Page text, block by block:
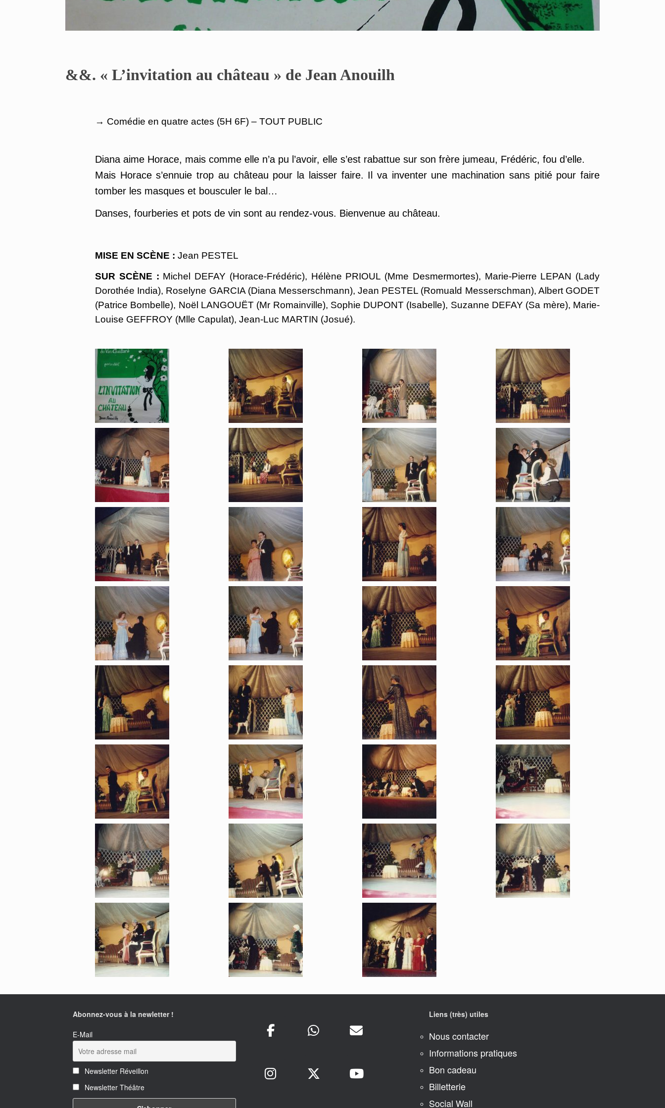
&&. « L’invitation au château » de Jean Anouilh
→ Comédie en quatre actes (5H 6F) – TOUT PUBLIC
Diana aime Horace, mais comme elle n’a pu l’avoir, elle s’est rabattue sur son frère jumeau, Frédéric, fou d’elle.
Mais Horace s’ennuie trop au château pour la laisser faire. Il va inventer une machination sans pitié pour faire
tomber les masques et bousculer le bal…
Danses, fourberies et pots de vin sont au rendez-vous. Bienvenue au château.
MISE EN SCÈNE : Jean PESTEL
SUR SCÈNE : Michel DEFAY (Horace-Frédéric), Hélène PRIOUL (Mme Desmermortes), Marie-Pierre LEPAN (Lady
Dorothée India), Roselyne GARCIA (Diana Messerschmann), Jean PESTEL (Romuald Messerschman), Albert GODET
(Patrice Bombelle), Noël LANGOUËT (Mr Romainville), Sophie DUPONT (Isabelle), Suzanne DEFAY (Sa mère), Marie-
Louise GEFFROY (Mlle Capulat), Jean-Luc MARTIN (Josué).
Abonnez-vous à la newletter !
E-Mail
Newsletter Réveillon
Newsletter Théâtre
Liens (très) utiles
Nous contacter
Informations pratiques
Bon cadeau
Billetterie
Social Wall